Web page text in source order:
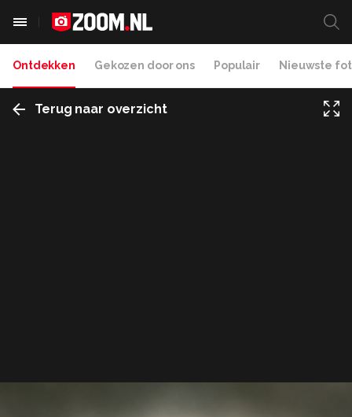
Ontdekken Gekozen door ons Populair Nieuwste
Terug naar overzicht